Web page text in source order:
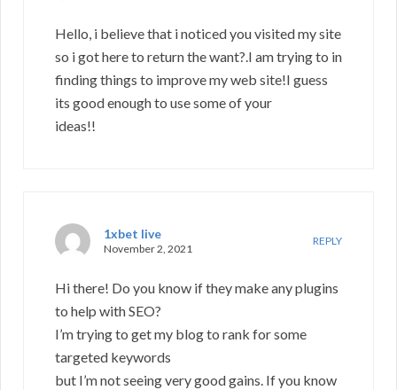
Hello, i believe that i noticed you visited my site
so i got here to return the want?.I am trying to in
finding things to improve my web site!I guess
its good enough to use some of your
ideas!!
1xbet live
November 2, 2021
REPLY
Hi there! Do you know if they make any plugins
to help with SEO?
I’m trying to get my blog to rank for some
targeted keywords
but I’m not seeing very good gains. If you know